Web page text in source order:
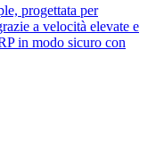
progettata per
a velocità elevate e
in modo sicuro con